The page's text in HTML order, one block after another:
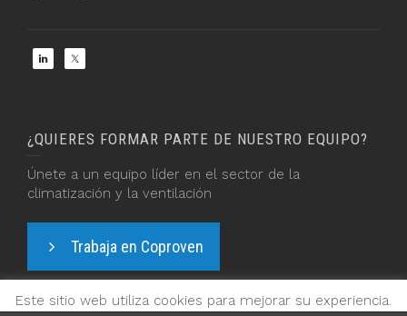
¿QUIERES FORMAR PARTE DE NUESTRO EQUIPO?
Únete a un equipo líder en el sector de la
climatización y la ventilación
Trabaja en Coproven
Este sitio web utiliza cookies para mejorar su experiencia.